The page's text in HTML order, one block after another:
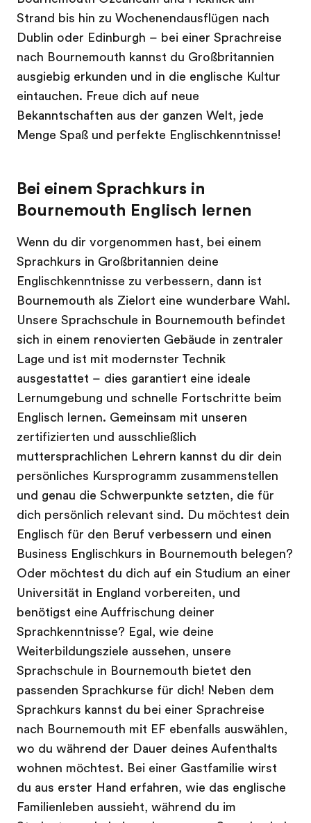
Strand bis hin zu Wochenendausflügen nach
Dublin oder Edinburgh – bei einer Sprachreise
nach Bournemouth kannst du Großbritannien
ausgiebig erkunden und in die englische Kultur
eintauchen. Freue dich auf neue
Bekanntschaften aus der ganzen Welt, jede
Menge Spaß und perfekte Englischkenntnisse!
Bei einem Sprachkurs in
Bournemouth Englisch lernen
Wenn du dir vorgenommen hast, bei einem
Sprachkurs in Großbritannien deine
Englischkenntnisse zu verbessern, dann ist
Bournemouth als Zielort eine wunderbare Wahl.
Unsere Sprachschule in Bournemouth befindet
sich in einem renovierten Gebäude in zentraler
Lage und ist mit modernster Technik
ausgestattet – dies garantiert eine ideale
Lernumgebung und schnelle Fortschritte beim
Englisch lernen. Gemeinsam mit unseren
zertifizierten und ausschließlich
muttersprachlichen Lehrern kannst du dir dein
persönliches Kursprogramm zusammenstellen
und genau die Schwerpunkte setzten, die für
dich persönlich relevant sind. Du möchtest dein
Englisch für den Beruf verbessern und einen
Business Englischkurs in Bournemouth belegen?
Oder möchtest du dich auf ein Studium an einer
Universität in England vorbereiten, und
benötigst eine Auffrischung deiner
Sprachkenntnisse? Egal, wie deine
Weiterbildungsziele aussehen, unsere
Sprachschule in Bournemouth bietet den
passenden Sprachkurse für dich! Neben dem
Sprachkurs kannst du bei einer Sprachreise
nach Bournemouth mit EF ebenfalls auswählen,
wo du während der Dauer deines Aufenthalts
wohnen möchtest. Bei einer Gastfamilie wirst
du aus erster Hand erfahren, wie das englische
Familienleben aussieht, während du im